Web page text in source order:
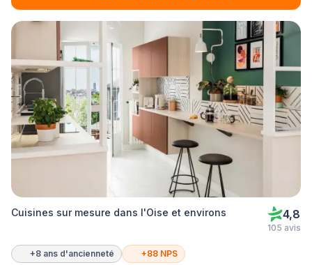
Cuisines sur mesure dans l'Oise et environs 4,8
105 avis
+8 ans d'ancienneté +88 NPS